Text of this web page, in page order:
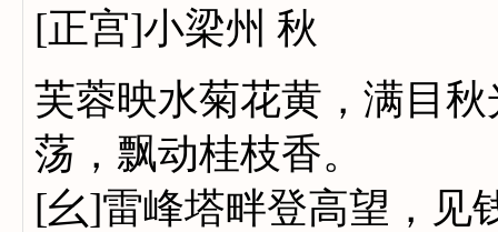
[正宫]小梁州 秋
芙蓉映水菊花黄，满目
荡，飘动桂枝香。
[幺]雷峰塔畔登高望，见